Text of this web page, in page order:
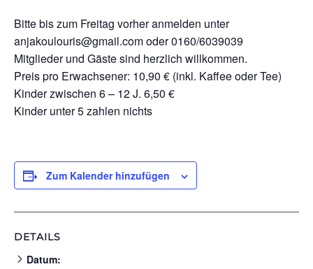
Bitte bis zum Freitag vorher anmelden unter
anjakoulouris@gmail.com oder 0160/6039039
Mitglieder und Gäste sind herzlich willkommen.
Preis pro Erwachsener: 10,90 € (inkl. Kaffee oder Tee)
Kinder zwischen 6 – 12 J. 6,50 €
Kinder unter 5 zahlen nichts
Zum Kalender hinzufügen
DETAILS
Datum: